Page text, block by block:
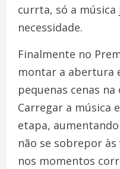
currta, só a música
necessidade.
Finalmente no
montar a abertura
pequenas cenas
Carregar a música
etapa,
não se sobrepor
nos momentos